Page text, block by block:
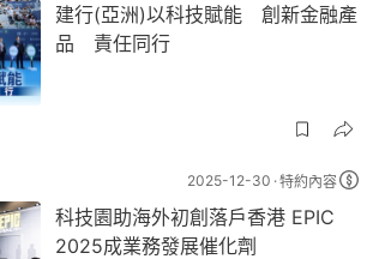
建行(亞洲)以科技賦能 創新金融產
品 責任同行
2025-12-30 特約內容
科技園助海外初創落戶香港 EPIC
2025成業務發展催化劑